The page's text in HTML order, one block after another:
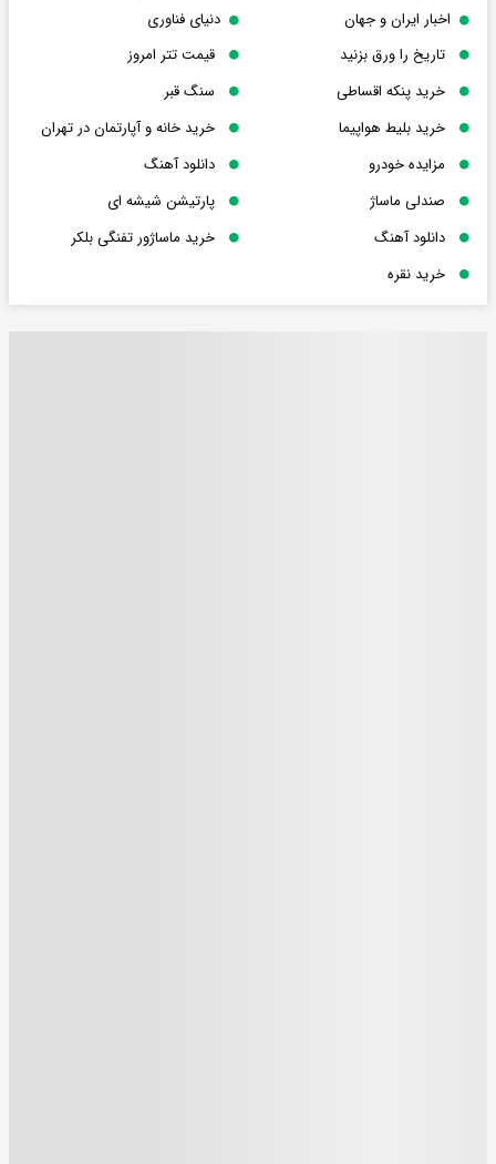
اخبار ایران و جهان
دنیای فناوری
تاریخ را ورق بزنید
قیمت تتر امروز
خرید پنکه اقساطی
سنگ قبر
خرید بلیط هواپیما
خرید خانه و آپارتمان در تهران
مزایده خودرو
دانلود آهنگ
صندلی ماساژ
پارتیشن شیشه ای
دانلود آهنگ
خرید ماساژور تفنگی بلکر
خرید نقره